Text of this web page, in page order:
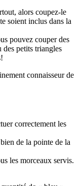
alors coupez-le
soient inclus dans la
pouvez couper des
des petits triangles
connaisseur de
correctement les
de la pointe de la
les morceaux servis.